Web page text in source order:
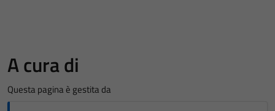
A cura di
Questa pagina è gestita da